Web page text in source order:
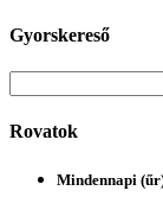
Gyorskereső
Rovatok
Mindennapi